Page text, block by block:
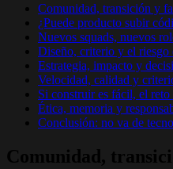
Comunidad, transición y
¿Puede producto subir
Nuevos squads, nuevos
Diseño, criterio y el riesgo
Estrategia, impacto y
Velocidad, calidad y
Si construir es fácil, el
Ética, memoria y
Conclusión: no va de
Comunidad,